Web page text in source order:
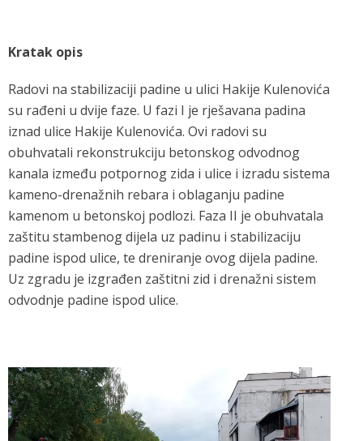
Kratak opis
Radovi na stabilizaciji padine u ulici Hakije Kulenovića
su rađeni u dvije faze. U fazi I je rješavana padina
iznad ulice Hakije Kulenovića. Ovi radovi su
obuhvatali rekonstrukciju betonskog odvodnog
kanala između potpornog zida i ulice i izradu sistema
kameno-drenažnih rebara i oblaganju padine
kamenom u betonskoj podlozi. Faza II je obuhvatala
zaštitu stambenog dijela uz padinu i stabilizaciju
padine ispod ulice, te dreniranje ovog dijela padine.
Uz zgradu je izgrađen zaštitni zid i drenažni sistem
odvodnje padine ispod ulice.